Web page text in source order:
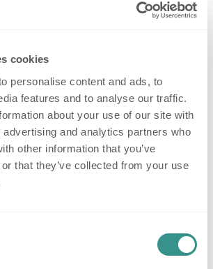
cookies
personalise content and ads, to
features and to analyse our traffic.
about your use of our site with
and analytics partners who
other information that you’ve
that they’ve collected from your use
van reputatie met je
ontvang je badges
behulpzaam bent.Badges
je profielpagina en in je
32